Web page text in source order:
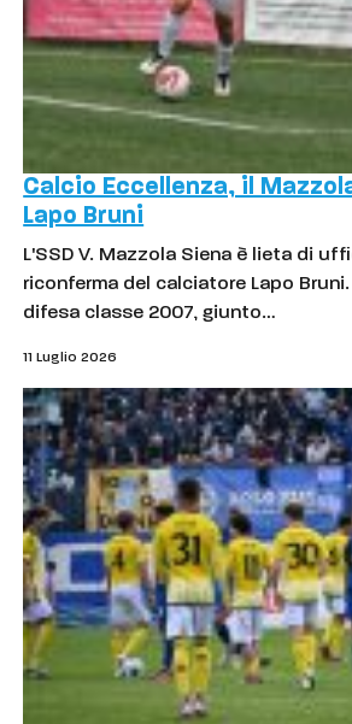
Calcio Eccellenza, il
Lapo Bruni
L'SSD V. Mazzola Siena è lieta di
riconferma del calciatore Lapo
difesa classe 2007, giunto…
11 Luglio 2026